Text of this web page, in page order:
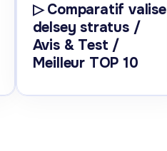
▷ Comparatif valise
delsey stratus /
Avis & Test /
Meilleur TOP 10